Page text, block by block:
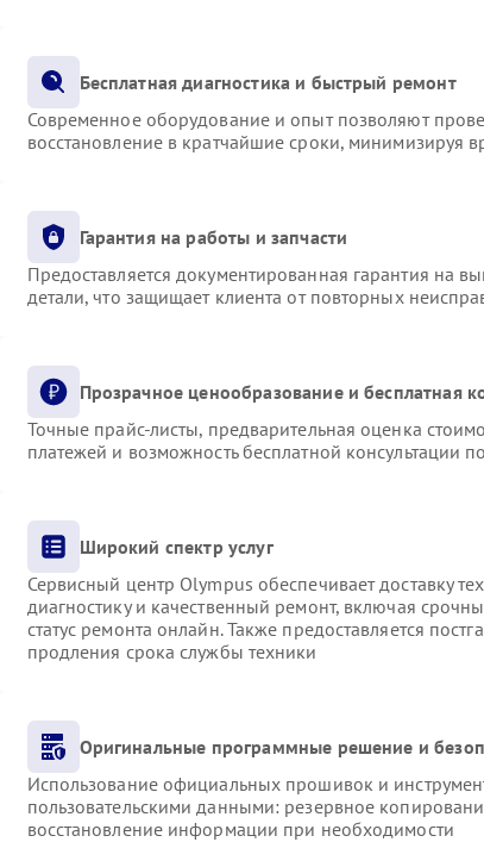
Бесплатная диагностика и быстрый ремонт
Современное оборудование и опыт позволяют
восстановление в кратчайшие сроки, минимизируя
Гарантия на работы и запчасти
Предоставляется документированная гарантия на
детали, что защищает клиента от повторных
Прозрачное ценообразование и бесплатная
Точные прайс-листы, предварительная оценка
платежей и возможность бесплатной консультации
Широкий спектр услуг
Сервисный центр Olympus обеспечивает доставку
диагностику и качественный ремонт, включая
статус ремонта онлайн. Также предоставляется
продления срока службы техники
Оригинальные программные решение и
Использование официальных прошивок и
пользовательскими данными: резервное
восстановление информации при необходимости